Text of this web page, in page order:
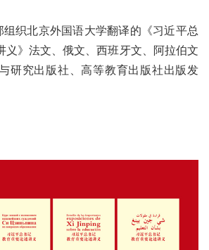
织北京外国语大学翻译的《习近平总
义》法文、俄文、西班牙文、阿拉伯文
研究出版社、高等教育出版社出版发